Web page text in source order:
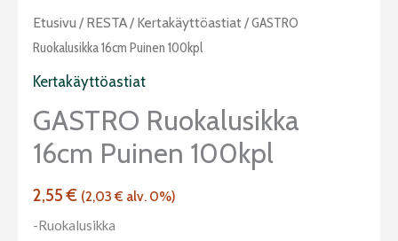
Etusivu / RESTA/ Kertakäyttöastiat/ GASTRO
Ruokalusikka 16cm Puinen 100kpl
Kertakäyttöastiat
GASTRO Ruokalusikka
16cm Puinen 100kpl
2,55€ (2,03€ alv. 0%)
-Ruokalusikka
GASTRO
ruokalusikka
16cm
100kpl
määrä